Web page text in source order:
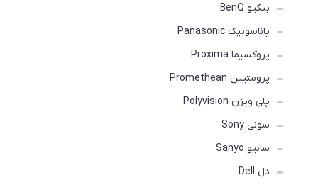
بنکیو BenQ
پاناسونیک Panasonic
پروکسیما Proxima
پرومتیین Promethean
پلی ویژن Polyvision
سونی Sony
سانیو Sanyo
دل Dell